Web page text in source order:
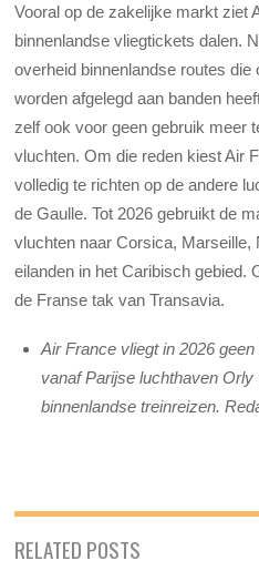
Vooral op de zakelijke markt ziet
binnenlandse vliegtickets dalen.
overheid binnenlandse routes
worden afgelegdaan banden
zelf ook voor geen gebruik meer
vluchten. Om die reden kiest Air
volledig te richten op de andere
de Gaulle. Tot 2026 gebruikt de
vluchten naar Corsica, Marseille,
eilanden in het Caribisch gebied.
de Franse tak van Transavia.
Air France vliegt in 2026
vanaf Parijse luchthaven
binnenlandse treinreizen.
RELATED POSTS